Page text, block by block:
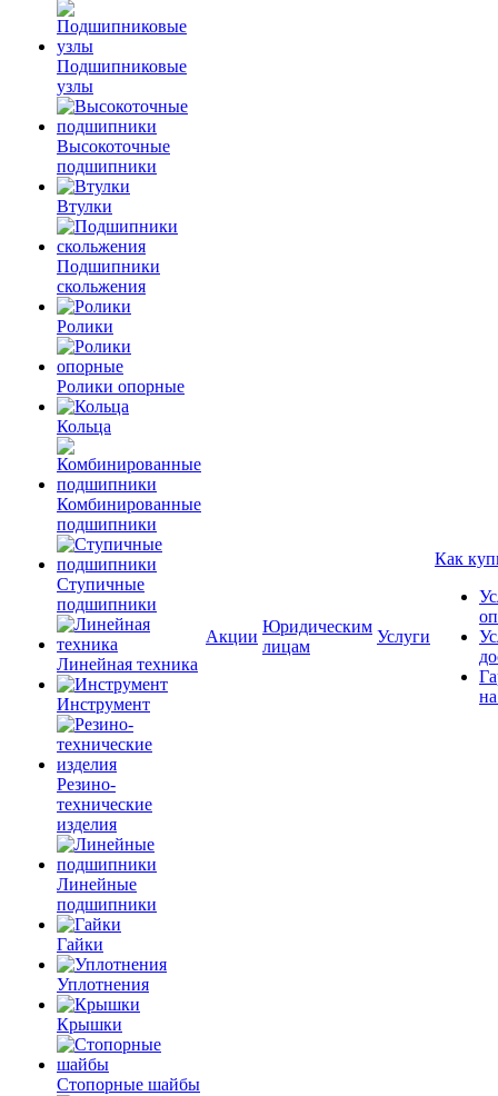
Подшипниковые
узлы
Высокоточные
подшипники
Втулки
Подшипники
скольжения
Ролики
Ролики опорные
Кольца
Комбинированные
подшипники
Ступичные
подшипники
Линейная техника
Инструмент
Резино-
технические
изделия
Линейные
подшипники
Гайки
Уплотнения
Крышки
Стопорные шайбы
Акции
Юридическим
лицам
Услуги
Как